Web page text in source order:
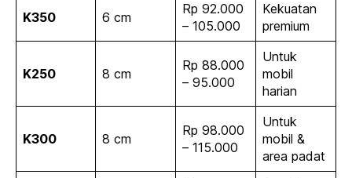
K350 6 cm
Rp 92.000
– 105.000
Kekuatan
premium
K250 8 cm
Rp 88.000
– 95.000
Untuk
mobil
harian
K300 8 cm
Rp 98.000
– 115.000
Untuk
mobil &
area padat